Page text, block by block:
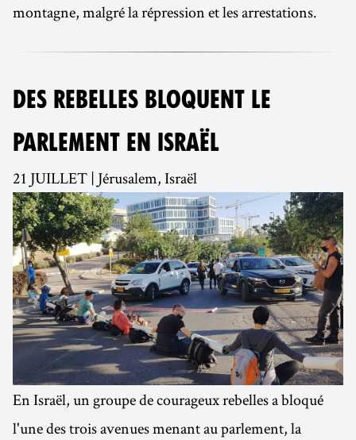
montagne, malgré la répression et les arrestations.
DES REBELLES BLOQUENT LE
PARLEMENT EN ISRAËL
21 JUILLET | Jérusalem, Israël
En Israël, un groupe de courageux rebelles a bloqué
l'une des trois avenues menant au parlement, la